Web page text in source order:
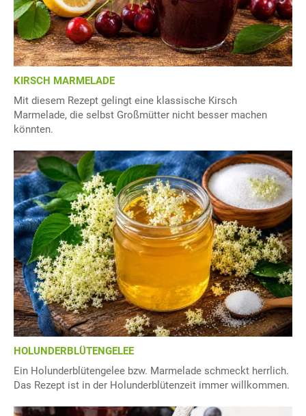
KIRSCH MARMELADE
Mit diesem Rezept gelingt eine klassische Kirsch
Marmelade, die selbst Großmütter nicht besser machen
könnten.
HOLUNDERBLÜTENGELEE
Ein Holunderblütengelee bzw. Marmelade schmeckt herrlich.
Das Rezept ist in der Holunderblütenzeit immer willkommen.